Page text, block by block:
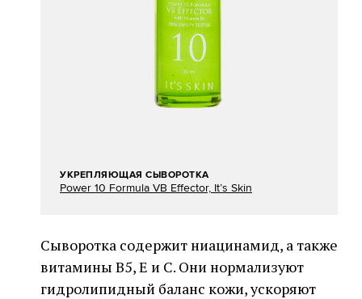
УКРЕПЛЯЮЩАЯ СЫВОРОТКА
Power 10 Formula VB Effector, It’s Skin
Сыворотка содержит ниацинамид, а также
витамины В5, Е и С. Они нормализуют
гидролипидный баланс кожи, ускоряют